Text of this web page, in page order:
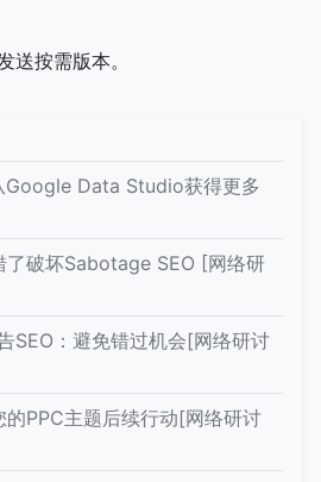
送按需版本。
Google Data Studio获得更多
了破坏Sabotage SEO [网络研
SEO：避免错过机会[网络研讨
PPC主题后续行动[网络研讨